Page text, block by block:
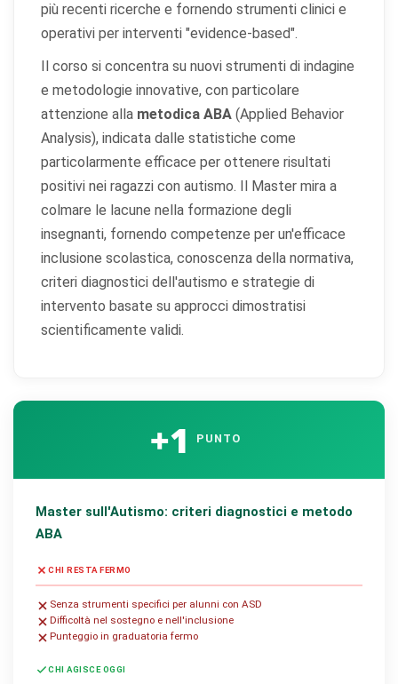
più recenti ricerche e fornendo strumenti clinici e
operativi per interventi "evidence-based".
Il corso si concentra su nuovi strumenti di indagine
e metodologie innovative, con particolare
attenzione alla metodica ABA (Applied Behavior
Analysis), indicata dalle statistiche come
particolarmente efficace per ottenere risultati
positivi nei ragazzi con autismo. Il Master mira a
colmare le lacune nella formazione degli
insegnanti, fornendo competenze per un'efficace
inclusione scolastica, conoscenza della normativa,
criteri diagnostici dell'autismo e strategie di
intervento basate su approcci dimostratisi
scientificamente validi.
+1 PUNTO
Master sull'Autismo: criteri diagnostici e metodo
ABA
CHI RESTA FERMO
Senza strumenti specifici per alunni con ASD
Difficoltà nel sostegno e nell'inclusione
Punteggio in graduatoria fermo
CHI AGISCE OGGI